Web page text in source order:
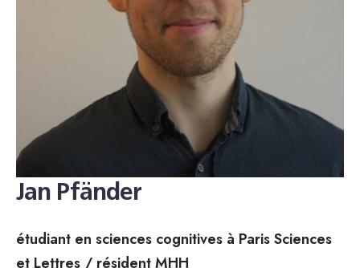
Jan Pfänder
étudiant en sciences cognitives à Paris Sciences
et Lettres / résident MHH